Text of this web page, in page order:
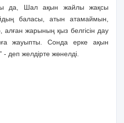
да, Шал ақын жайлы жақсы
баласы, атын атамаймын,
алған жарының қыз белгiсiн дау
жауыпты. Сонда ерке ақын
деп желдiрте жөнелдi.